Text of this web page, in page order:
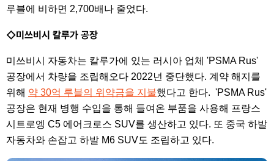
루블에 비하면 2,700배나 줄었다.
◇미쓰비시 칼루가 공장
미쓰비시 자동차는 칼루가에 있는 러시아 업체 'PSMA Rus'
공장에서 차량을 조립해오다 2022년 중단했다. 계약 해지를
위해 약 30억 루블의 위약금을 지불했다고 한다. 'PSMA Rus'
공장은 현재 병행 수입을 통해 들여온 부품을 사용해 프랑스
시트로엥 C5 에어크로스 SUV를 생산하고 있다. 또 중국 하발
자동차와 손잡고 하발 M6 SUV도 조립하고 있다.